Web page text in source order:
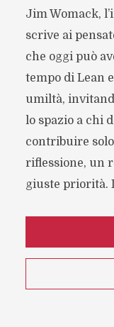
Jim Womack,
scrive ai
che oggi può
tempo di Lean
umiltà,
lo spazio a chi
contribuire
riflessione, un
giuste priorità.